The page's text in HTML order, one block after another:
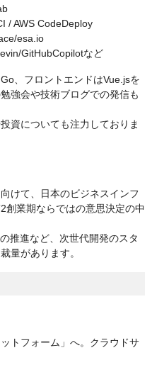
/ AWS CodeDeploy
esa.io
GitHubCopilotなど
、フロントエンドはVue.jsを
強会や技術ブログでの発信も
資についても注力しておりま
けて、日本のビジネスインフ
創業期ならではの意思決定の中
推進など、次世代開発のスタ
量があります。
トフォーム」へ。クラウドサ